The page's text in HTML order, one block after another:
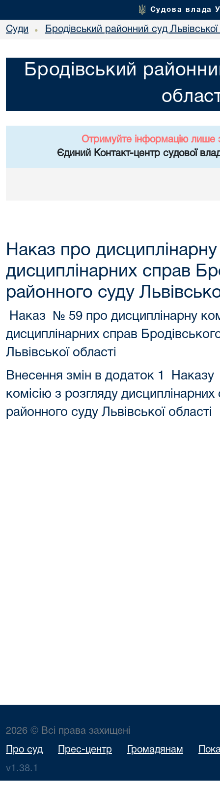
Судова влада
Суди • Бродівський районний суд Львівської
Бродівський
Отримуйте інформацію лише
Єдиний Контакт-центр судової
Наказ про
дисциплінарних справ
районного суду
Наказ № 59 про дисциплінарну
дисциплінарних справ
Львівської області
Внесення змін в додаток 1
комісію з розгляду
районного суду Львівської області
2026 © Всі права захищені
Про суд Прес-центр Громадянам
v1.38.1